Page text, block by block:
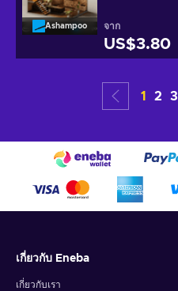
Ashampoo จาก
US$3.80
1 2 3
เกี่ยวกับ Eneba
เกี่ยวกับเรา